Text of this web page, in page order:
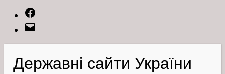
Державні сайти України